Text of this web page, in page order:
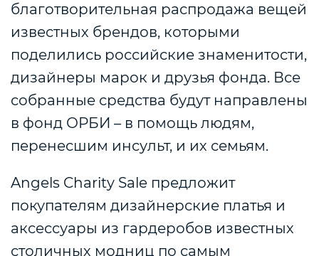
благотворительная распродажа вещей
известных брендов, которыми
поделились российские знаменитости,
дизайнеры марок и друзья фонда. Все
собранные средства будут направлены
в фонд ОРБИ – в помощь людям,
перенесшим инсульт, и их семьям.
Angels Charity Sale предложит
покупателям дизайнерские платья и
аксессуары из гардеробов известных
столичных модниц по самым